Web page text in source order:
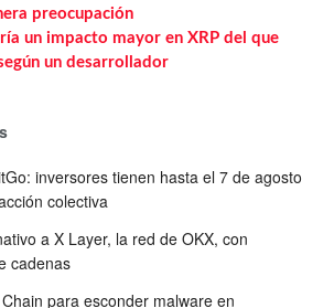
preocupación
un impacto mayor en XRP del que
un desarrollador
inversores tienen hasta el 7 de agosto
colectiva
a X Layer, la red de OKX, con
cadenas
para esconder malware en